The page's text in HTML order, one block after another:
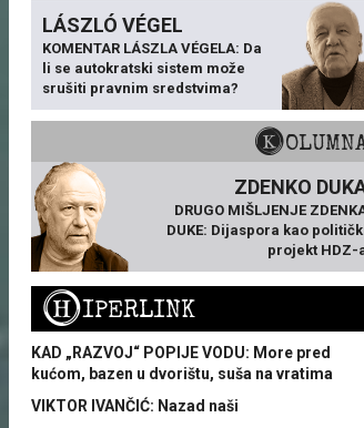
LÁSZLÓ VÉGEL
KOMENTAR LÁSZLA VÉGELA: Da
li se autokratski sistem može
srušiti pravnim sredstvima?
ZDENKO
DRUGO MIŠLJENJE
DUKE: Dijaspora kao
projekt HDZ-
HIPERLINK
KAD „RAZVOJ“ POPIJE VODU: More pred
kućom, bazen u dvorištu, suša na vratima
VIKTOR IVANČIĆ: Nazad naši